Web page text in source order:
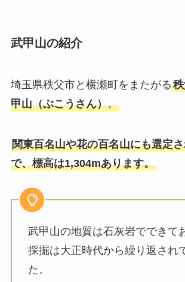
武甲山の紹介
埼玉県秩父市と横瀬町をまたがる
甲山（ぶこうさん）。
関東百名山や花の百名山にも選定
で、標高は1,304mあります。
武甲山の地質は石灰岩でできて
採掘は大正時代から繰り返され
た。